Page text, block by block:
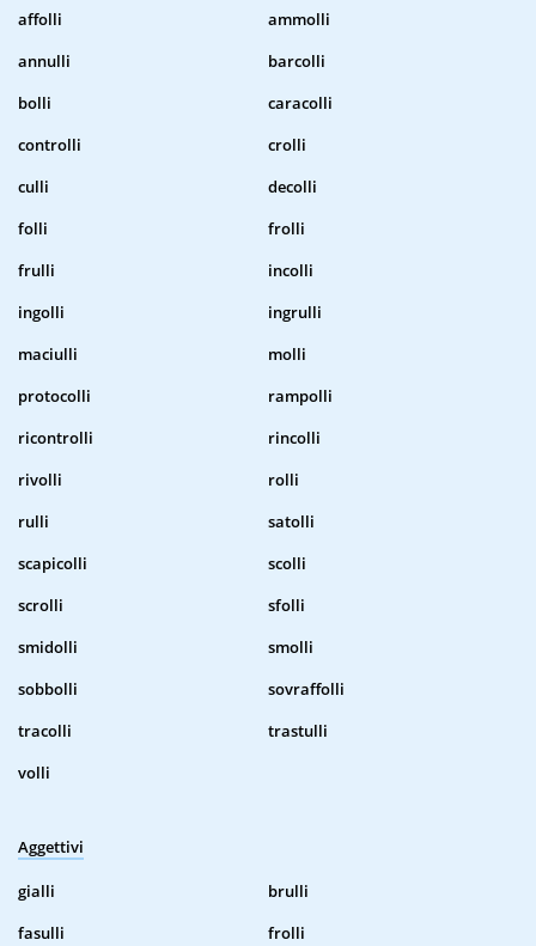
affolli
ammolli
annulli
barcolli
bolli
caracolli
controlli
crolli
culli
decolli
folli
frolli
frulli
incolli
ingolli
ingrulli
maciulli
molli
protocolli
rampolli
ricontrolli
rincolli
rivolli
rolli
rulli
satolli
scapicolli
scolli
scrolli
sfolli
smidolli
smolli
sobbolli
sovraffolli
tracolli
trastulli
volli
Aggettivi
gialli
brulli
fasulli
frolli